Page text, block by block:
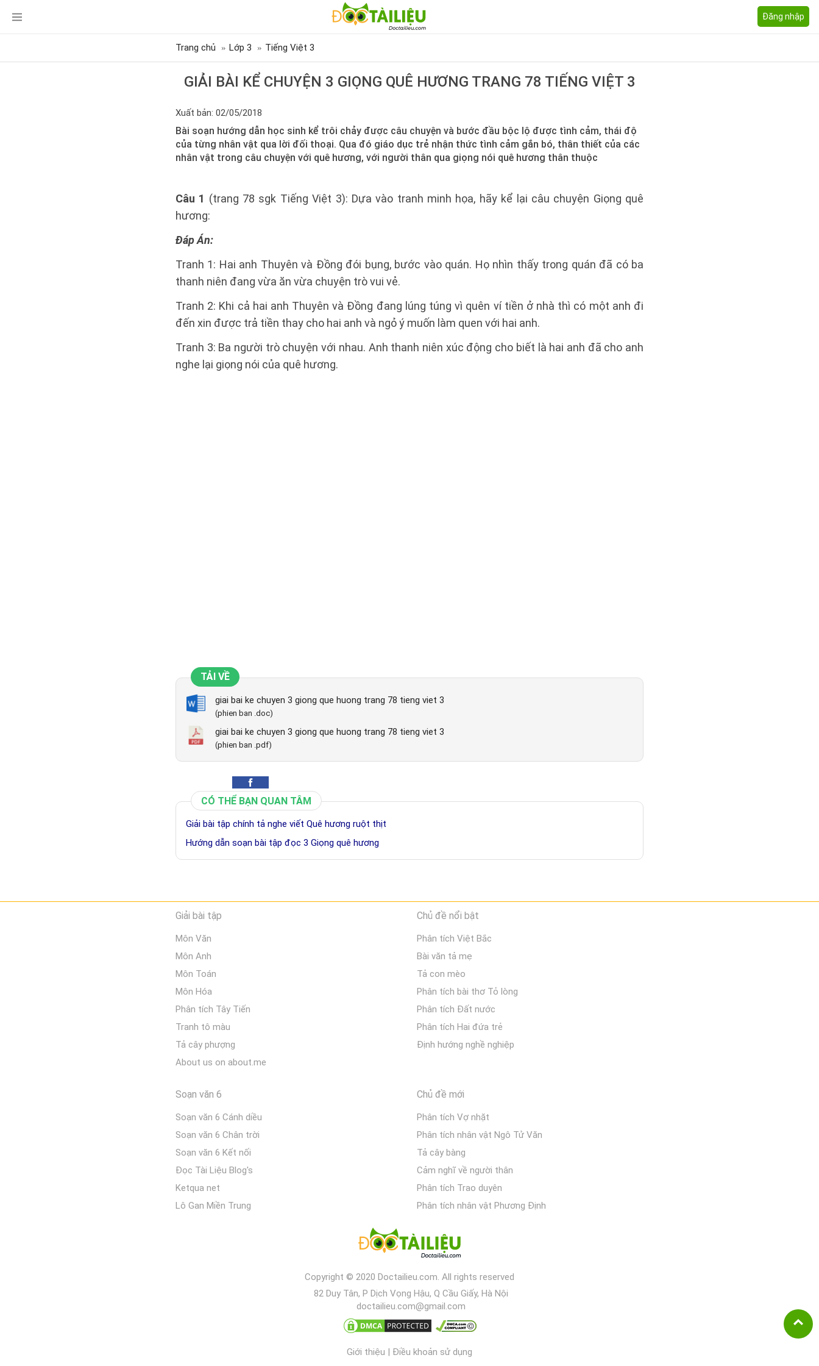
Đăng nhập
Trang chủ Lớp 3 Tiếng Việt 3
GIẢI BÀI KỂ CHUYỆN 3 GIỌNG QUÊ HƯƠNG TRANG 78 TIẾNG VIỆT 3
Xuất bản: 02/05/2018
Bài soạn hướng dẫn học sinh kể trôi chảy được câu chuyện và bước đầu bộc lộ được tình cảm, thái độ
của từng nhân vật qua lời đối thoại. Qua đó giáo dục trẻ nhận thức tình cảm gắn bó, thân thiết của các
nhân vật trong câu chuyện với quê hương, với người thân qua giọng nói quê hương thân thuộc
Câu 1 (trang 78 sgk Tiếng Việt 3): Dựa vào tranh minh họa, hãy kể lại câu chuyện Giọng quê
hương:
Đáp Án:
Tranh 1: Hai anh Thuyên và Đồng đói bụng, bước vào quán. Họ nhìn thấy trong quán đã có ba
thanh niên đang vừa ăn vừa chuyện trò vui vẻ.
Tranh 2: Khi cả hai anh Thuyên và Đồng đang lúng túng vì quên ví tiền ở nhà thì có một anh đi
đến xin được trả tiền thay cho hai anh và ngỏ ý muốn làm quen với hai anh.
Tranh 3: Ba người trò chuyện với nhau. Anh thanh niên xúc động cho biết là hai anh đã cho anh
nghe lại giọng nói của quê hương.
TẢI VỀ
giai bai ke chuyen 3 giong que huong trang 78 tieng viet 3
(phien ban .doc)
giai bai ke chuyen 3 giong que huong trang 78 tieng viet 3
(phien ban .pdf)
CÓ THỂ BẠN QUAN TÂM
Giải bài tập chính tả nghe viết Quê hương ruột thịt
Hướng dẫn soạn bài tập đọc 3 Giọng quê hương
Giải bài tập
Môn Văn
Môn Anh
Môn Toán
Môn Hóa
Phân tích Tây Tiến
Tranh tô màu
Tả cây phượng
About us on about.me
Chủ đề nổi bật
Phân tích Việt Bắc
Bài văn tả mẹ
Tả con mèo
Phân tích bài thơ Tỏ lòng
Phân tích Đất nước
Phân tích Hai đứa trẻ
Định hướng nghề nghiệp
Soạn văn 6
Soạn văn 6 Cánh diều
Soạn văn 6 Chân trời
Soạn văn 6 Kết nối
Đọc Tài Liệu Blog's
Ketqua net
Lô Gan Miền Trung
Chủ đề mới
Phân tích Vợ nhặt
Phân tích nhân vật Ngô Tử Văn
Tả cây bàng
Cảm nghĩ về người thân
Phân tích Trao duyên
Phân tích nhân vật Phương Định
Copyright © 2020 Doctailieu.com. All rights reserved
82 Duy Tân, P Dịch Vọng Hậu, Q Cầu Giấy, Hà Nội
doctailieu.com@gmail.com
Giới thiệu | Điều khoản sử dụng